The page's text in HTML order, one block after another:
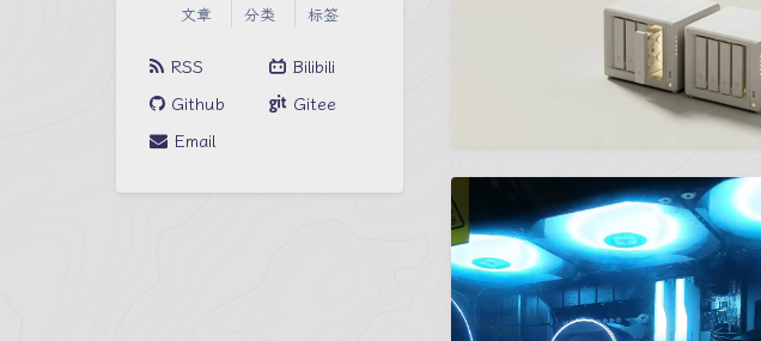
文章 分类 标签
RSS
Bilibili
Github
Gitee
Email